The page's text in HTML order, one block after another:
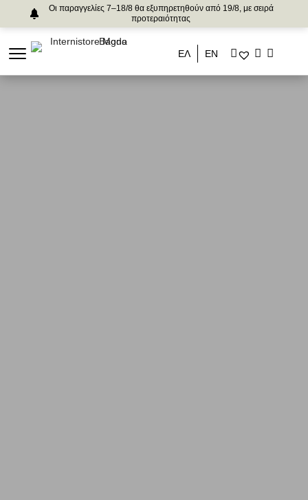
Οι παραγγελίες 7–18/8 θα εξυπηρετηθούν από 19/8, με σειρά
προτεραιότητας
ΕΛ ΕΝ